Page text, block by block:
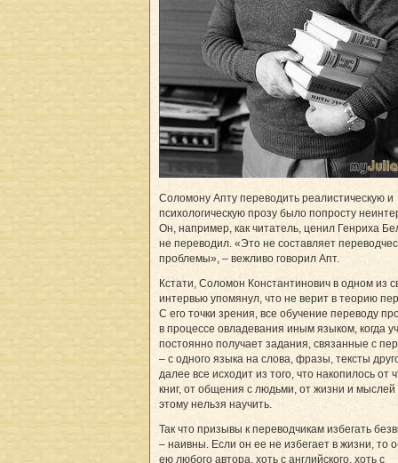
Соломону Апту переводить реалистическую и
психологическую прозу было попросту
Он, например, как читатель, ценил Генриха
не переводил. «Это не составляет
проблемы», – вежливо говорил Апт.
Кстати, Соломон Константинович в одном из
интервью упомянул, что не верит в теорию
С его точки зрения, все обучение переводу
в процессе овладевания иным языком, когда
постоянно получает задания, связанные с
– с одного языка на слова, фразы, тексты
далее все исходит из того, что накопилось от
книг, от общения с людьми, от жизни и
этому нельзя научить.
Так что призывы к переводчикам избегать
– наивны. Если он ее не избегает в жизни, то
ею любого автора, хоть с английского, хоть с